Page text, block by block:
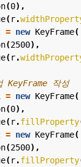
(0),
(r.
= new KeyFrame(
(2500),
(r.
작성
= new KeyFrame(
(0),
(r.fillProperty
= new KeyFrame(
(2500),
(r.fillProperty